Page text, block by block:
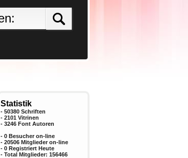
Statistik
- 50380 Schriften
- 2101 Vitrinen
- 3246 Font Autoren
- 0 Besucher on-line
- 20506 Mitglieder on-line
- 0 Registriert Heute
- Total Mitglieder: 156466